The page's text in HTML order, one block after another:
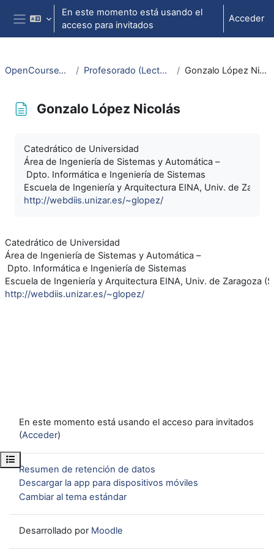
Salta al contenido principal
Panel lateral
En este momento está usando el
acceso para invitados
Acceder
Abrir índice del curso
OpenCourseWare Profesorado (Lecturers) Gonzalo López Nicolás
Gonzalo López Nicolás
Catedrático de Universidad
Área de Ingeniería de Sistemas y Automática –
Dpto. Informática e Ingeniería de Sistemas
Escuela de Ingeniería y Arquitectura EINA, Univ. de
http://webdiis.unizar.es/~glopez/
Catedrático de Universidad
Área de Ingeniería de Sistemas y Automática –
Dpto. Informática e Ingeniería de Sistemas
Escuela de Ingeniería y Arquitectura EINA, Univ. de Zaragoza
http://webdiis.unizar.es/~glopez/
En este momento está usando el acceso para invitados
(Acceder)
Resumen de retención de datos
Descargar la app para dispositivos móviles
Cambiar al tema estándar
Desarrollado por Moodle